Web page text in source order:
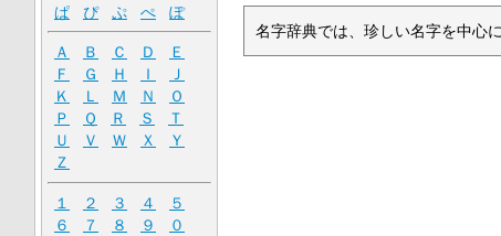
名字辞典では、珍しい名字を中心
ぱ
ぴ ぷ ぺ ぽ
Ａ Ｂ Ｃ Ｄ
Ｅ
Ｆ
Ｇ Ｈ Ｉ
Ｊ
Ｋ
Ｌ Ｍ Ｎ
Ｏ
Ｐ
Ｑ Ｒ Ｓ
Ｔ
Ｕ
Ｖ Ｗ Ｘ
Ｙ
Ｚ
１ ２ ３ ４
５
６
７ ８ ９ ０